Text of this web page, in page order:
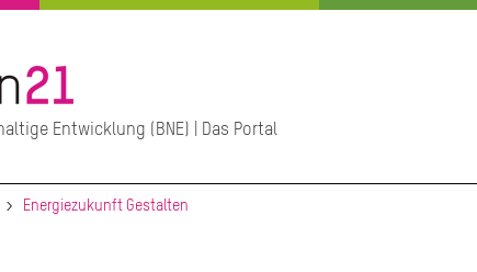
Entwicklung (BNE) | Das Portal
Energiezukunft Gestalten